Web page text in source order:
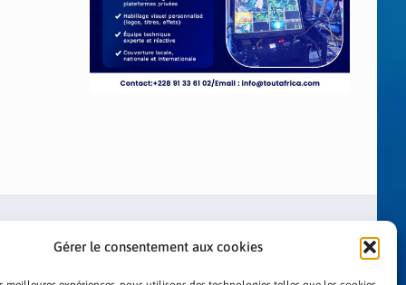
Gérer le consentement aux cookies